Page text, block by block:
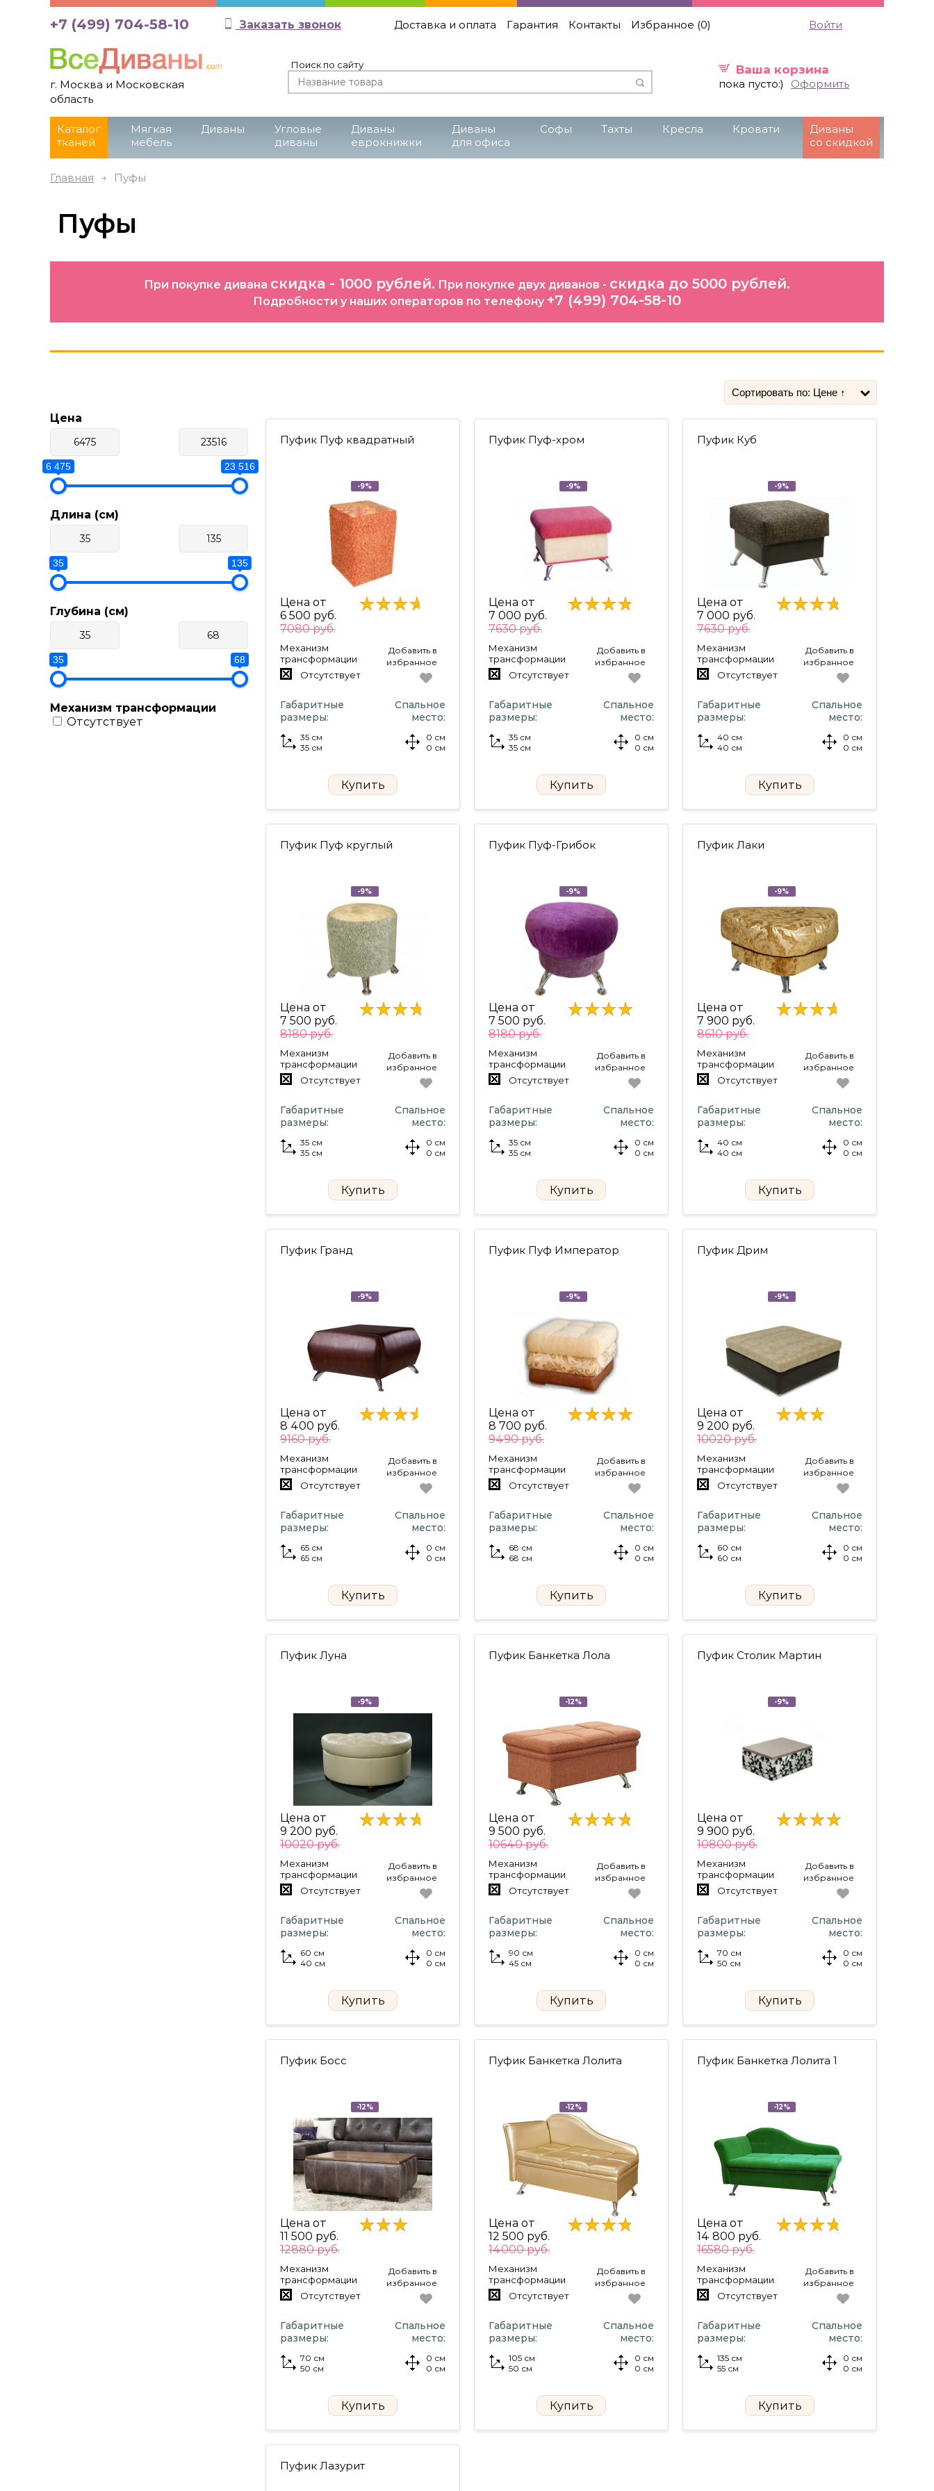
+7 (499) 704-58-10 Заказать звонок Доставка и оплата Гарантия Контакты Избранное (0) Войти
г. Москва и Московская
область
Поиск по сайту Ваша корзина
пока пусто:) Оформить
Каталог
тканей
Мягкая
мебель
Диваны
Угловые
диваны
Диваны
еврокнижки
Диваны
для офиса
Cофы Тахты Кресла Кровати
Диваны
со скидкой
Главная → Пуфы
Пуфы
При покупке дивана скидка - 1000 рублей. При покупке двух диванов - скидка до 5000 рублей.
Подробности у наших операторов по телефону +7 (499) 704-58-10
Цена
6 475 23 516
Длина (см)
35 135
Глубина (см)
35 68
Механизм трансформации
Отсутствует
Пуфик Пуф квадратный
-9%
Цена от
6 500 руб.
7080 руб.
Механизм
трансформации
Отсутствует
Добавить в
избранное
Габаритные
размеры:
35 см
35 см
Спальное
место:
0 см
0 см
Купить
Пуфик Пуф-хром
-9%
Цена от
7 000 руб.
7630 руб.
Механизм
трансформации
Отсутствует
Добавить в
избранное
Габаритные
размеры:
35 см
35 см
Спальное
место:
0 см
0 см
Купить
Пуфик Куб
-9%
Цена от
7 000 руб.
7630 руб.
Механизм
трансформации
Отсутствует
Добавить в
избранное
Габаритные
размеры:
40 см
40 см
Спальное
место:
0 см
0 см
Купить
Пуфик Пуф круглый
-9%
Цена от
7 500 руб.
8180 руб.
Механизм
трансформации
Отсутствует
Добавить в
избранное
Габаритные
размеры:
35 см
35 см
Спальное
место:
0 см
0 см
Купить
Пуфик Пуф-Грибок
-9%
Цена от
7 500 руб.
8180 руб.
Механизм
трансформации
Отсутствует
Добавить в
избранное
Габаритные
размеры:
35 см
35 см
Спальное
место:
0 см
0 см
Купить
Пуфик Лаки
-9%
Цена от
7 900 руб.
8610 руб.
Механизм
трансформации
Отсутствует
Добавить в
избранное
Габаритные
размеры:
40 см
40 см
Спальное
место:
0 см
0 см
Купить
Пуфик Гранд
-9%
Цена от
8 400 руб.
9160 руб.
Механизм
трансформации
Отсутствует
Добавить в
избранное
Габаритные
размеры:
65 см
65 см
Спальное
место:
0 см
0 см
Купить
Пуфик Пуф Император
-9%
Цена от
8 700 руб.
9490 руб.
Механизм
трансформации
Отсутствует
Добавить в
избранное
Габаритные
размеры:
68 см
68 см
Спальное
место:
0 см
0 см
Купить
Пуфик Дрим
-9%
Цена от
9 200 руб.
10020 руб.
Механизм
трансформации
Отсутствует
Добавить в
избранное
Габаритные
размеры:
60 см
60 см
Спальное
место:
0 см
0 см
Купить
Пуфик Луна
-9%
Цена от
9 200 руб.
10020 руб.
Механизм
трансформации
Отсутствует
Добавить в
избранное
Габаритные
размеры:
60 см
40 см
Спальное
место:
0 см
0 см
Купить
Пуфик Банкетка Лола
-12%
Цена от
9 500 руб.
10640 руб.
Механизм
трансформации
Отсутствует
Добавить в
избранное
Габаритные
размеры:
90 см
45 см
Спальное
место:
0 см
0 см
Купить
Пуфик Столик Мартин
-9%
Цена от
9 900 руб.
10800 руб.
Механизм
трансформации
Отсутствует
Добавить в
избранное
Габаритные
размеры:
70 см
50 см
Спальное
место:
0 см
0 см
Купить
Пуфик Босс
-12%
Цена от
11 500 руб.
12880 руб.
Механизм
трансформации
Отсутствует
Добавить в
избранное
Габаритные
размеры:
70 см
50 см
Спальное
место:
0 см
0 см
Купить
Пуфик Банкетка Лолита
-12%
Цена от
12 500 руб.
14000 руб.
Механизм
трансформации
Отсутствует
Добавить в
избранное
Габаритные
размеры:
105 см
50 см
Спальное
место:
0 см
0 см
Купить
Пуфик Банкетка Лолита 1
-12%
Цена от
14 800 руб.
16580 руб.
Механизм
трансформации
Отсутствует
Добавить в
избранное
Габаритные
размеры:
135 см
55 см
Спальное
место:
0 см
0 см
Купить
Пуфик Лазурит